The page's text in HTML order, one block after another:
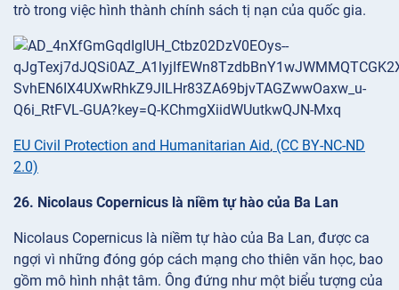
trò trong việc hình thành chính sách tị nạn của quốc gia.
EU Civil Protection and Humanitarian Aid, (CC BY-NC-ND
2.0)
26. Nicolaus Copernicus là niềm tự hào của Ba Lan
Nicolaus Copernicus là niềm tự hào của Ba Lan, được ca
ngợi vì những đóng góp cách mạng cho thiên văn học, bao
gồm mô hình nhật tâm. Ông đứng như một biểu tượng của